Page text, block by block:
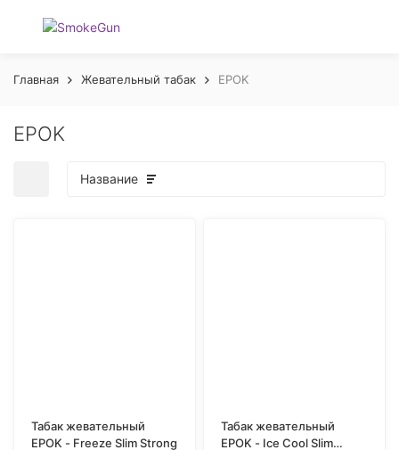
Главная Жевательный табак EPOK
EPOK
Название
Табак жевательный
EPOK - Freeze Slim Strong
Табак жевательный
EPOK - Ice Cool Slim